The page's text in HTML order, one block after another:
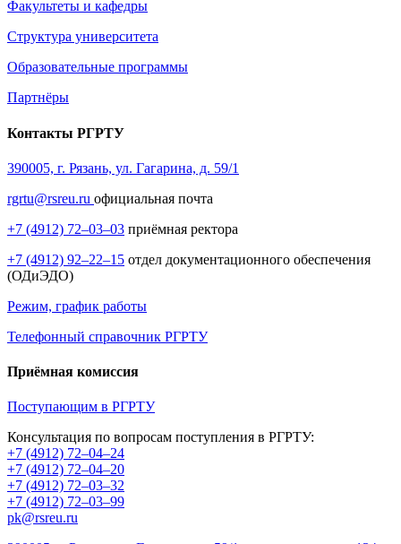
Факультеты и кафедры
Структура университета
Образовательные программы
Партнёры
Контакты РГРТУ
390005, г. Рязань, ул. Гагарина, д. 59/1
rgrtu@rsreu.ru официальная почта
+7 (4912) 72–03–03 приёмная ректора
+7 (4912) 92–22–15 отдел документационного обеспечения
(ОДиЭДО)
Режим, график работы
Телефонный справочник РГРТУ
Приёмная комиссия
Поступающим в РГРТУ
Консультация по вопросам поступления в РГРТУ:
+7 (4912) 72–04–24
+7 (4912) 72–04–20
+7 (4912) 72–03–32
+7 (4912) 72–03–99
pk@rsreu.ru